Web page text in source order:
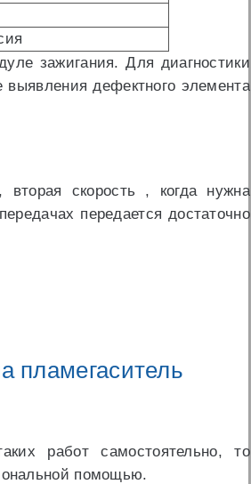
зажигания. Для диагностики
выявления дефектного элемента
скорость , когда нужна
передается достаточно
пламегаситель
работ самостоятельно, то
помощью.